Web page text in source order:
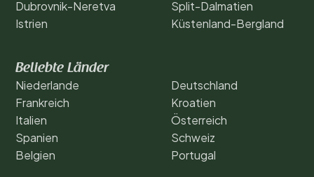
Dubrovnik-Neretva
Istrien
Split-Dalmatien
Küstenland-Bergland
Beliebte Länder
Niederlande
Frankreich
Italien
Spanien
Belgien
Deutschland
Kroatien
Österreich
Schweiz
Portugal